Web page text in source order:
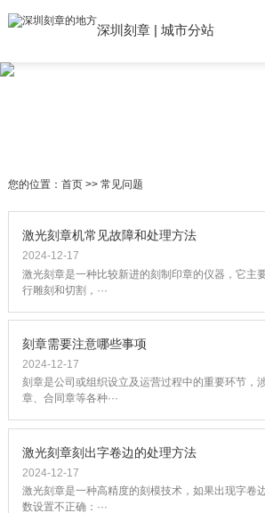
深圳刻章| 城市分站
您的位置： 首页>> 常见问题
激光刻章机常见故障和处理方法
2024-12-17
激光刻章是一种比较新进的刻制印章的仪器，它主
行雕刻和切割，···
刻章需要注意哪些事项
2024-12-17
刻章是公司或组织设立及运营过程中的重要环节，
章、合同章等各种···
激光刻章刻出字卷边的处理方法
2024-12-17
激光刻章是一种高精度的刻模技术，如果出现字卷
数设置不正确：···